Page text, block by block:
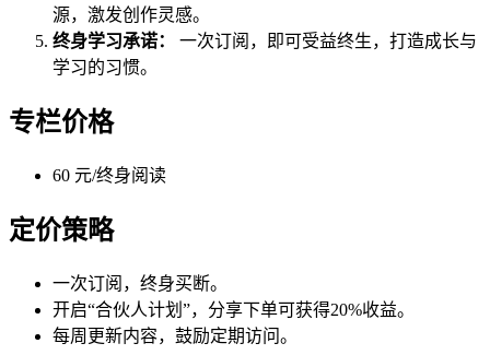
源，激发创作灵感。
终身学习承诺：
一次订阅，即可受益终生，打造成长与
学习的习惯。
专栏价格
60 元/终身阅读
定价策略
一次订阅，终身买断。
开启“合伙人计划”，分享下单可获得20%收益。
每周更新内容，鼓励定期访问。